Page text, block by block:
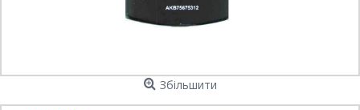
Збільшити